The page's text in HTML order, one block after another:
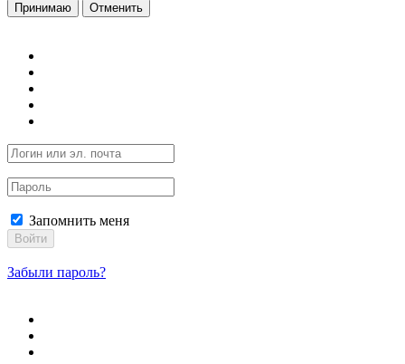
Принимаю Отменить
Запомнить меня
Войти
Забыли пароль?